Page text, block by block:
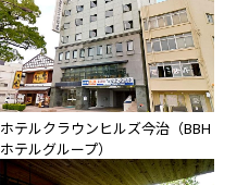
ホテルクラウンヒルズ今治（BBH
ホテルグループ）